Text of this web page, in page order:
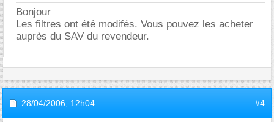
Bonjour
Les filtres ont été modifés. Vous pouvez les acheter
auprès du SAV du revendeur.
28/04/2006, 12h04 #4